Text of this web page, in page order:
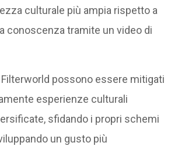
culturale più ampia rispetto a
conoscenza tramite un video di
possono essere mitigati
esperienze culturali
sfidando i propri schemi
un gusto più